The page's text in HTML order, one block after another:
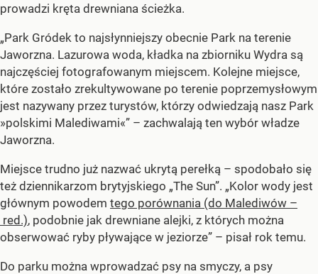
prowadzi kręta drewniana ścieżka.
„Park Gródek to najsłynniejszy obecnie Park na terenie
Jaworzna. Lazurowa woda, kładka na zbiorniku Wydra są
najczęściej fotografowanym miejscem. Kolejne miejsce,
które zostało zrekultywowane po terenie poprzemysłowym
jest nazywany przez turystów, którzy odwiedzają nasz Park
»polskimi Malediwami«” – zachwalają ten wybór władze
Jaworzna.
Miejsce trudno już nazwać ukrytą perełką – spodobało się
też dziennikarzom brytyjskiego „The Sun”. „Kolor wody jest
głównym powodem tego porównania (do Malediwów –
red.), podobnie jak drewniane alejki, z których można
obserwować ryby pływające w jeziorze” – pisał rok temu.
Do parku można wprowadzać psy na smyczy, a psy